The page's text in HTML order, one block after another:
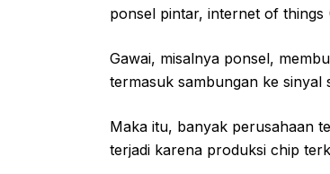
ponsel pintar, internet of things
Gawai, misalnya ponsel,
termasuk sambungan ke sinyal
Maka itu, banyak perusahaan
terjadi karena produksi chip